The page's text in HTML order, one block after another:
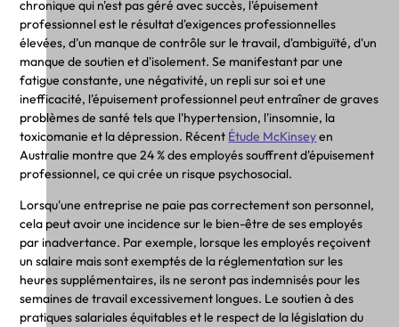
chronique qui n'est pas géré avec succès, l'épuisement
professionnel est le résultat d'exigences professionnelles
élevées, d'un manque de contrôle sur le travail, d'ambiguïté, d'un
manque de soutien et d'isolement. Se manifestant par une
fatigue constante, une négativité, un repli sur soi et une
inefficacité, l'épuisement professionnel peut entraîner de graves
problèmes de santé tels que l'hypertension, l'insomnie, la
toxicomanie et la dépression. Récent Étude McKinseyen
Australie montre que 24 % des employés souffrent d'épuisement
professionnel, ce qui crée un risque psychosocial.
Lorsqu'une entreprise ne paie pas correctement son personnel,
cela peut avoir une incidence sur le bien-être de ses employés
par inadvertance. Par exemple, lorsque les employés reçoivent
un salaire mais sont exemptés de la réglementation sur les
heures supplémentaires, ils ne seront pas indemnisés pour les
semaines de travail excessivement longues. Le soutien à des
pratiques salariales équitables et le respect de la législation du